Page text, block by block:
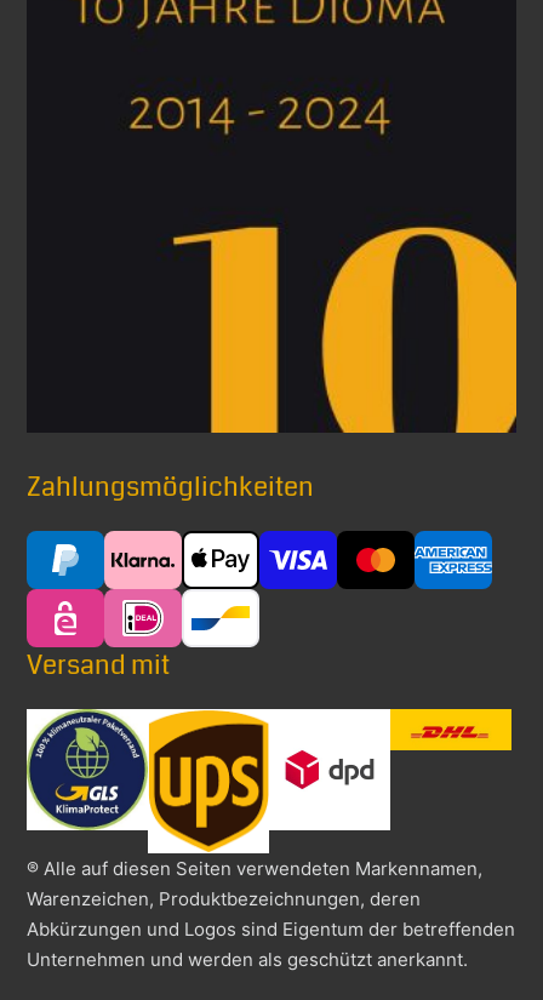
Zahlungsmöglichkeiten
Versand mit
® Alle auf diesen Seiten verwendeten Markennamen,
Warenzeichen, Produktbezeichnungen, deren
Abkürzungen und Logos sind Eigentum der betreffenden
Unternehmen und werden als geschützt anerkannt.